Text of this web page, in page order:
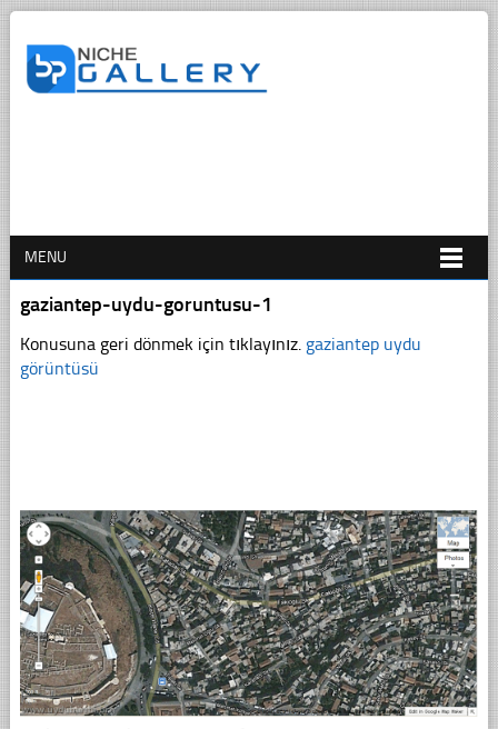
MENU
gaziantep-uydu-goruntusu-1
Konusuna geri dönmek için tıklayınız. gaziantep uydu
görüntüsü